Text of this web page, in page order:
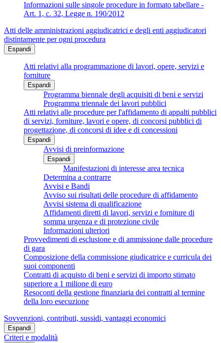
Informazioni sulle singole procedure in formato tabellare -
Art. 1, c. 32, Legge n. 190/2012
Atti delle amministrazioni aggiudicatrici e degli enti aggiudicatori
distintamente per ogni procedura
Espandi
Atti relativi alla programmazione di lavori, opere, servizi e
forniture
Espandi
Programma biennale degli acquisiti di beni e servizi
Programma triennale dei lavori pubblici
Atti relativi alle procedure per l'affidamento di appalti pubblici
di servizi, forniture, lavori e opere, di concorsi pubblici di
progettazione, di concorsi di idee e di concessioni
Espandi
Avvisi di preinformazione
Espandi
Manifestazioni di interesse area tecnica
Determina a contrarre
Avvisi e Bandi
Avviso sui risultati delle procedure di affidamento
Avvisi sistema di qualificazione
Affidamenti diretti di lavori, servizi e forniture di
somma urgenza e di protezione civile
Informazioni ulteriori
Provvedimenti di esclusione e di ammissione dalle procedure
di gara
Composizione della commissione giudicatrice e curricula dei
suoi componenti
Contratti di acquisto di beni e servizi di importo stimato
superiore a 1 milione di euro
Resoconti della gestione finanziaria dei contratti al termine
della loro esecuzione
Sovvenzioni, contributi, sussidi, vantaggi economici
Espandi
Criteri e modalità